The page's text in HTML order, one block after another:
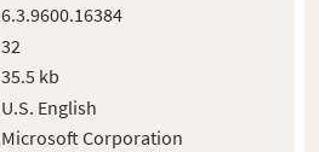
6.3.9600.16384
32
35.5 kb
U.S. English
Microsoft Corporation